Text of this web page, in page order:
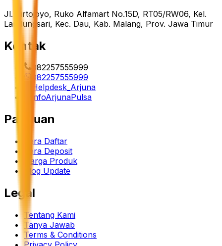
Jl. Tirtojoyo, Ruko Alfamart No.15D, RT05/RW06, Kel.
Landungsari, Kec. Dau, Kab. Malang, Prov. Jawa Timur
Kontak
082257555999
082257555999
Helpdesk_Arjuna
infoArjunaPulsa
Panduan
Cara Daftar
Cara Deposit
Harga Produk
Blog Update
Legal
Tentang Kami
Tanya Jawab
Terms & Conditions